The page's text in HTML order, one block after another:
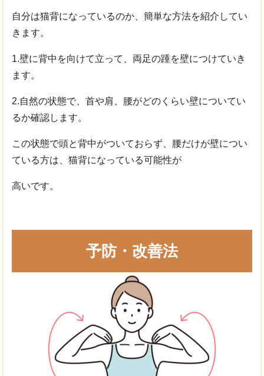
自分は猫背になっているのか、簡単な方法を紹介してい
きます。
1.壁に背中を向けて立って、両足の踵を壁につけていき
ます。
2.自然の状態で、首や肩、腰がどのくらい壁についてい
るか確認します。
この状態で頭と背中がついておらず、腰だけが壁につい
ている方は、猫背になっている可能性が
高いです。
予防・改善法